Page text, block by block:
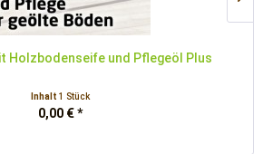
Holzbodenseife und Pflegeöl Plus
Inhalt 1 Stück
0,00 € *